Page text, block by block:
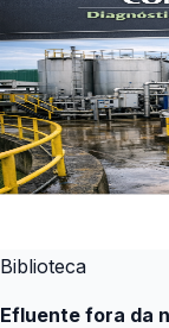
Biblioteca
Efluente fora da